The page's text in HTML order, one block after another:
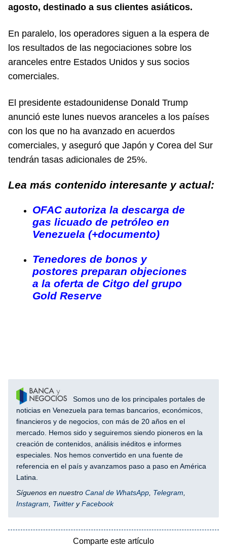
agosto, destinado a sus clientes asiáticos.
En paralelo, los operadores siguen a la espera de
los resultados de las negociaciones sobre los
aranceles entre Estados Unidos y sus socios
comerciales.
El presidente estadounidense Donald Trump
anunció este lunes nuevos aranceles a los países
con los que no ha avanzado en acuerdos
comerciales, y aseguró que Japón y Corea del Sur
tendrán tasas adicionales de 25%.
Lea más contenido interesante y actual:
OFAC autoriza la descarga de
gas licuado de petróleo en
Venezuela (+documento)
Tenedores de bonos y
postores preparan objeciones
a la oferta de Citgo del grupo
Gold Reserve
Somos uno de los principales portales de
noticias en Venezuela para temas bancarios, económicos,
financieros y de negocios, con más de 20 años en el
mercado. Hemos sido y seguiremos siendo pioneros en la
creación de contenidos, análisis inéditos e informes
especiales. Nos hemos convertido en una fuente de
referencia en el país y avanzamos paso a paso en América
Latina.
Síguenos en nuestro Canal de WhatsApp Telegram
Instagram
Twitter yFacebook
Comparte este artículo